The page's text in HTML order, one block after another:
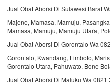
Jual Obat Aborsi Di Sulawesi Barat
Majene, Mamasa, Mamuju,
Mamasa, Mamuju, Mamuju Utara,
Jual Obat Aborsi Di Gorontalo Wa
Gorontalo, Kwandang, Limboto,
Gorontalo Utara, Pahuwato, Bone
Jual Obat Aborsi Di Maluku Wa 0821